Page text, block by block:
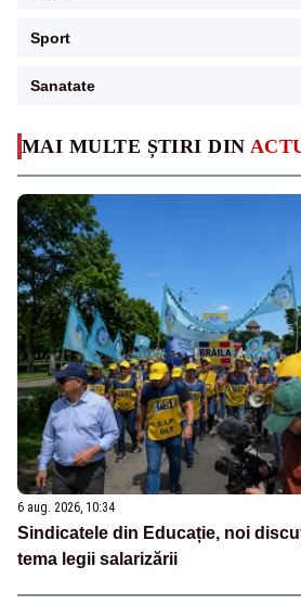
MAI MULTE ȘTIRI DIN
6 aug. 2026, 10:34
Sindicatele din Educație, noi
tema legii salarizării
Sport
Sanatate